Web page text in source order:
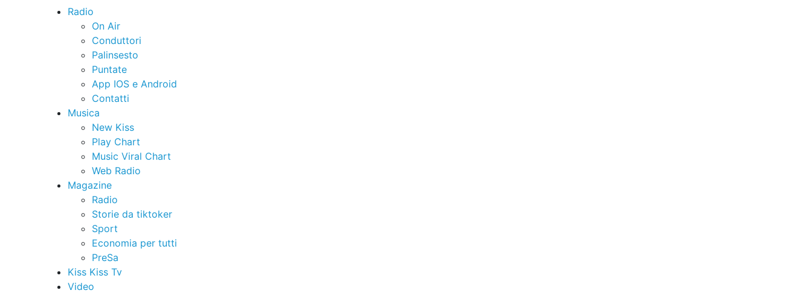
Radio
On Air
Conduttori
Palinsesto
Puntate
App IOS e Android
Contatti
Musica
New Kiss
Play Chart
Music Viral Chart
Web Radio
Magazine
Radio
Storie da tiktoker
Sport
Economia per tutti
PreSa
Kiss Kiss Tv
Video